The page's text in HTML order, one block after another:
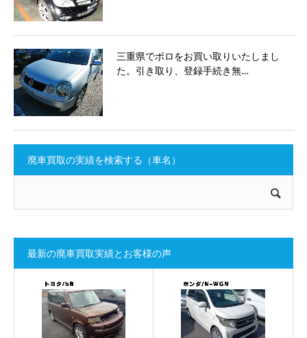
三重県でポロをお買い取りいたしまし
た。引き取り、登録手続き無…
廃車買取の実績を検索する（車名）
最新の廃車買取実績とお客様の声